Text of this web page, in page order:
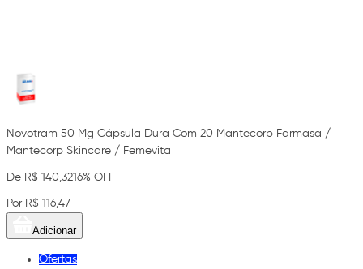
Novotram 50 Mg Cápsula Dura Com 20 Mantecorp Farmasa /
Mantecorp Skincare / Femevita
De R$ 140,3216% OFF
Por R$ 116,47
Adicionar
Ofertas